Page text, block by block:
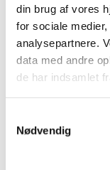
din brug af vores
for sociale
analysepartnere.
data med andre
de har indsamlet
Nødvendig